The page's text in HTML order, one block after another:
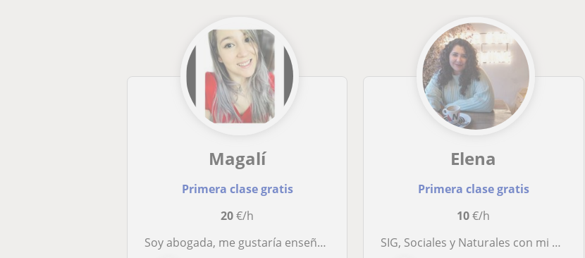
Magalí
Primera clase gratis
20€/h
Soy abogada, me gustaría enseñar lengua castellana y literatura, soy didáctica y tengo paciencia a la hora de enseñar. Estoy preparada para enseñar a nuevos alumnos!
Elena
Primera clase gratis
10€/h
SIG, Sociales y Naturales con mi orientación personalizada, ¡disponible online y en persona!